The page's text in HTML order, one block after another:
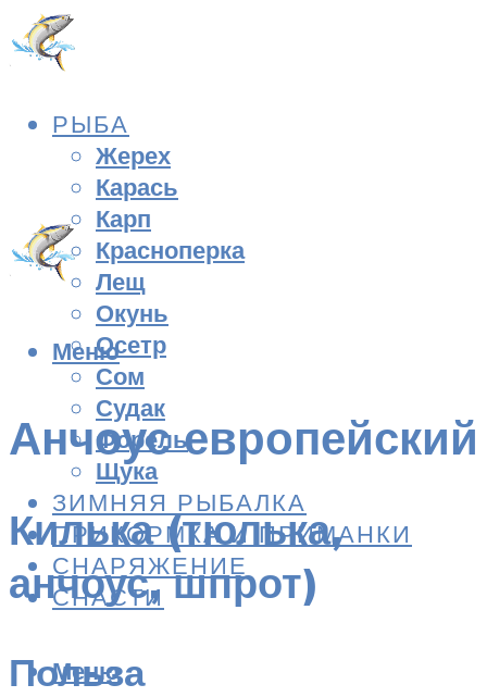
РЫБА
Жерех
Карась
Карп
Красноперка
Лещ
Окунь
Осетр
Сом
Судак
Форель
Щука
ЗИМНЯЯ РЫБАЛКА
ПРИКОРМКА И ПРИМАНКИ
СНАРЯЖЕНИЕ
СНАСТИ
Меню
Меню
Анчоус европейский
Килька (тюлька,
анчоус, шпрот)
Польза